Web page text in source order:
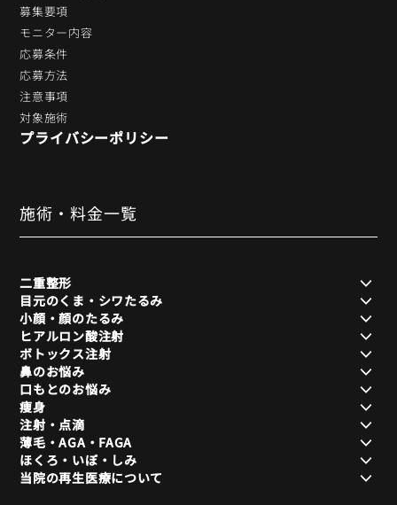
募集要項
モニター内容
応募条件
応募方法
注意事項
対象施術
プライバシーポリシー
施術・料金一覧
二重整形
目元のくま・シワたるみ
小顔・顔のたるみ
ヒアルロン酸注射
ボトックス注射
鼻のお悩み
口もとのお悩み
痩身
注射・点滴
薄毛・AGA・FAGA
ほくろ・いぼ・しみ
当院の再生医療について